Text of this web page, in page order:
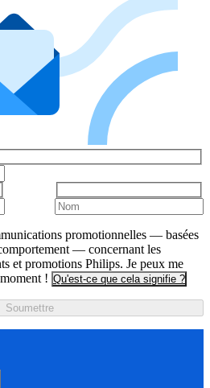
promotionnelles — basées
— concernant les
et promotions Philips. Je peux me
! Qu'est-ce que cela signifie ?
Soumettre